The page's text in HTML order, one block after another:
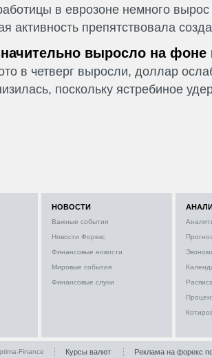
в еврозоне немного
активность препятствовала
выросло на фоне
в четверг выросли, доллар
поскольку ястребиное
НОВОСТИ
Важные события
Новости Форекс
Финансовые новости
Мировые события
Финансовые слухи
Finance Курсы валют Реклама на форекс